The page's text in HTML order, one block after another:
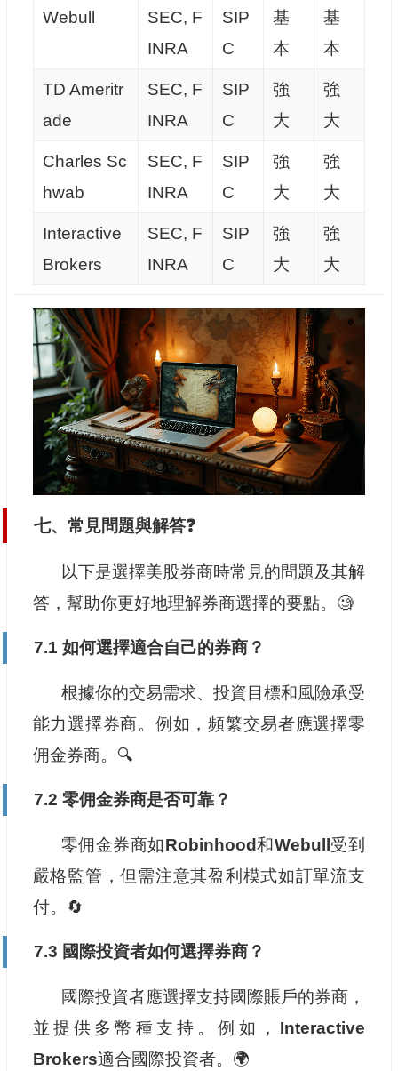
Webull
SEC, F
INRA
SIP
C
基
本
基
本
TD Ameritr
ade
SEC, F
INRA
SIP
C
強
大
強
大
Charles Sc
hwab
SEC, F
INRA
SIP
C
強
大
強
大
Interactive
Brokers
SEC, F
INRA
SIP
C
強
大
強
大
七、常見問題與解答❓
以下是選擇美股券商時常見的問題及其解
答，幫助你更好地理解券商選擇的要點。🧐
7.1 如何選擇適合自己的券商？
根據你的交易需求、投資目標和風險承受
能力選擇券商。例如，頻繁交易者應選擇零
佣金券商。🔍
7.2 零佣金券商是否可靠？
零佣金券商如Robinhood和Webull 受到
嚴格監管，但需注意其盈利模式如訂單流支
付。🔄
7.3 國際投資者如何選擇券商？
國際投資者應選擇支持國際賬戶的券商，
並提供多幣種支持。例如， Interactive
Brokers適合國際投資者。🌍